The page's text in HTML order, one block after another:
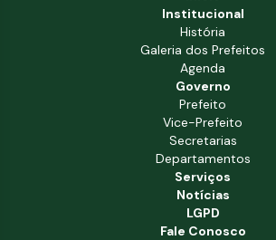
Institucional
História
Galeria dos Prefeitos
Agenda
Governo
Prefeito
Vice-Prefeito
Secretarias
Departamentos
Serviços
Notícias
LGPD
Fale Conosco